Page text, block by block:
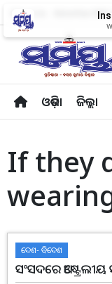
About Us Advertise
ଓଡ଼ିଶା ଜିଲ୍ଲା
If they
ଦେଶ- ବିଦେଶ
ସଂସଦରେ